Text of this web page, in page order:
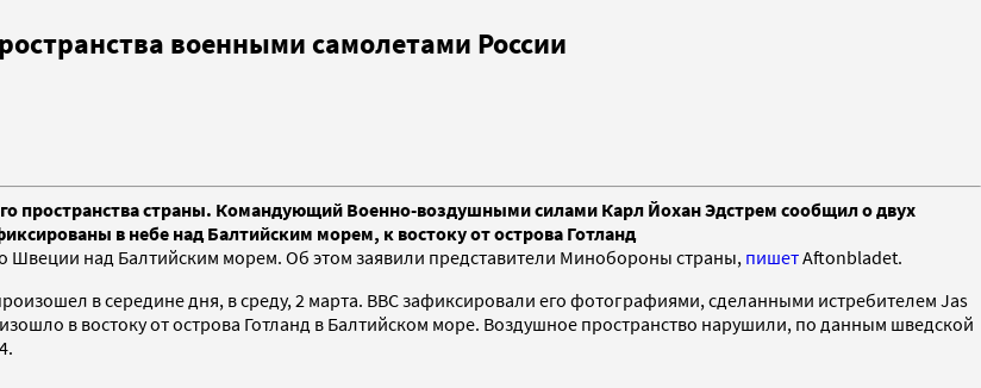
военными самолетами России
пространства страны. Командующий Военно-воздушными силами Карл Йохан Эдстрем сообщил о двух
в небе над Балтийским морем, к востоку от острова Готланд
Швеции над Балтийским морем. Об этом заявили представители Минобороны страны, пишетAftonbladet.
в середине дня, в среду, 2 марта. ВВС зафиксировали его фотографиями, сделанными истребителем Jas
в востоку от острова Готланд в Балтийском море. Воздушное пространство нарушили, по данным шведской